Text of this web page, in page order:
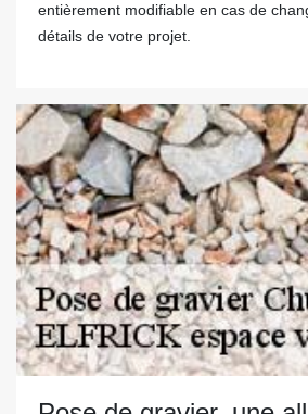
entièrement modifiable en cas de
détails de votre projet.